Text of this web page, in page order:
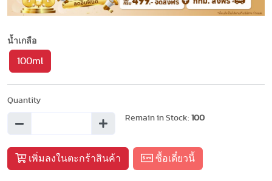
น้ำเกลือ
100ml
Quantity
Remain in Stock: 100
เพิ่มลงในตะกร้าสินค้า ซื้อเดี๋ยวนี้